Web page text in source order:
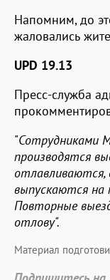
Напомним, до
жаловались
UPD 19.13
Пресс-служба
"Сотрудниками
производятся
отлавливаются,
выпускаются на
Повторные
отлову".
Материал